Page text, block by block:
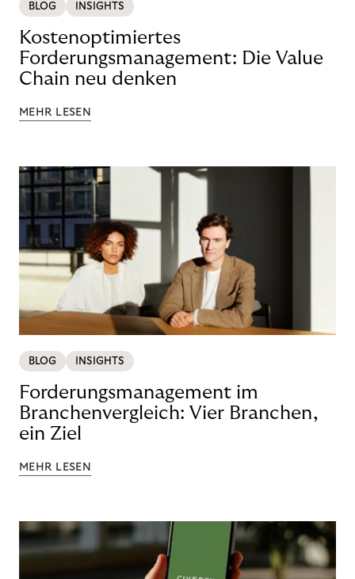
BLOG INSIGHTS
Kostenoptimiertes
Forderungsmanagement: Die Value
Chain neu denken
MEHR LESEN
BLOG INSIGHTS
Forderungsmanagement im
Branchenvergleich: Vier Branchen,
ein Ziel
MEHR LESEN